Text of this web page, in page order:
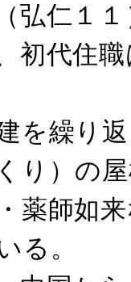
弘仁１
初代住
を繰り
り）の
薬師如
る。